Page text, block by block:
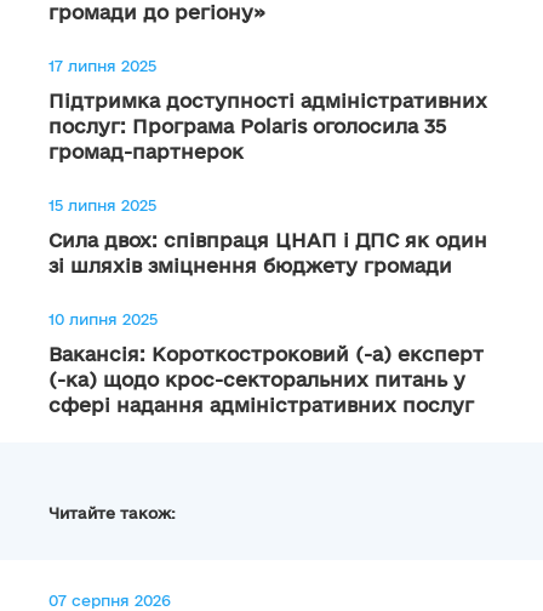
громади до регіону»
17 липня 2025
Підтримка доступності адміністративних
послуг: Програма Polaris оголосила 35
громад-партнерок
15 липня 2025
Сила двох: співпраця ЦНАП і ДПС як один
зі шляхів зміцнення бюджету громади
10 липня 2025
Вакансія: Короткостроковий (-а) експерт
(-ка) щодо крос-секторальних питань у
сфері надання адміністративних послуг
Читайте також:
07 серпня 2026